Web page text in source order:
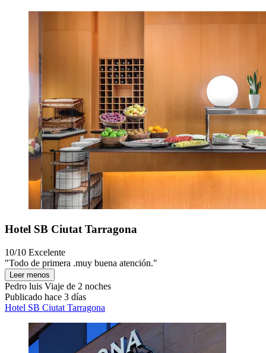
Hotel SB Ciutat Tarragona
10/10 Excelente
"Todo de primera .muy buena atención."
Leer menos
Pedro luis Viaje de 2 noches
Publicado hace 3 días
Hotel SB Ciutat Tarragona